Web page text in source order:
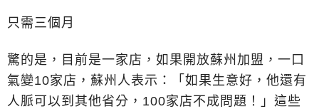
只需三個月
驚的是，目前是一家店，如果開放蘇州加盟，一口
氣變10家店，蘇州人表示：「如果生意好，他還有
人脈可以到其他省分，100家店不成問題！」這些